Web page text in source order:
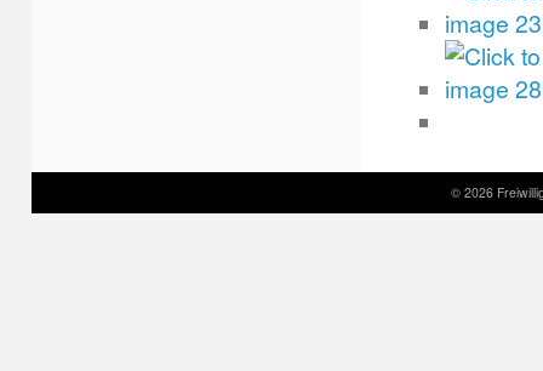
© 2026